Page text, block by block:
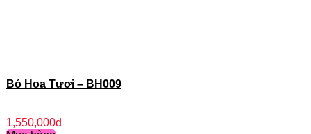
Bó Hoa Tươi – BH009
1,550,000đ